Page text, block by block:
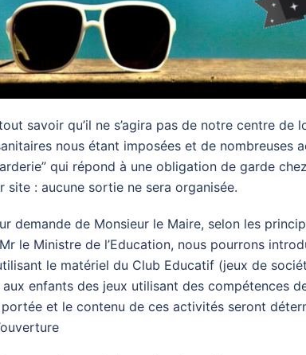
savoir qu’il ne s’agira pas de notre centre de
nous étant imposées et de nombreuses
qui répond à une obligation de garde
site : aucune sortie ne sera organisée.
demande de Monsieur le Maire, selon les
le Ministre de l’Education, nous pourrons
le matériel du Club Educatif (jeux de
enfants des jeux utilisant des compétences
portée et le contenu de ces activités seront